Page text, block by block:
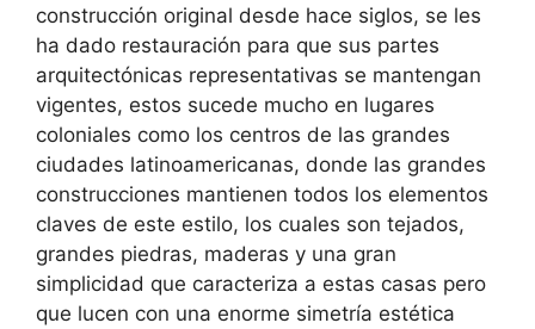
construcción original desde hace siglos, se les
ha dado restauración para que sus partes
arquitectónicas representativas se mantengan
vigentes, estos sucede mucho en lugares
coloniales como los centros de las grandes
ciudades latinoamericanas, donde las grandes
construcciones mantienen todos los elementos
claves de este estilo, los cuales son tejados,
grandes piedras, maderas y una gran
simplicidad que caracteriza a estas casas pero
que lucen con una enorme simetría estética